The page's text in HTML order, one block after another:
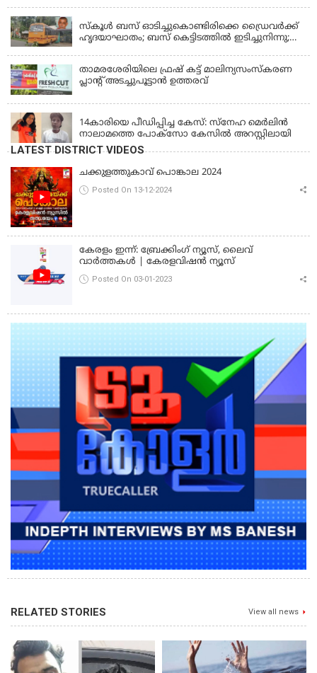
സ്കൂൾ ബസ് ഓടിച്ചുകൊണ്ടിരിക്കെ ഡ്രൈവർക്ക്
ഹൃദയാഘാതം; ബസ് കെട്ടിടത്തിൽ ഇടിച്ചുനിന്നു;
താമരശേരിയിലെ ഫ്രഷ് കട്ട് മാലിന്യസംസ്കരണ
പ്ലാന്റ് അടച്ചുപൂട്ടാൻ ഉത്തരവ്
14കാരിയെ പീഡിപ്പിച്ച കേസ്: സ്നേഹ മെർലിൻ
നാലാമത്തെ പോക്‌സോ കേസിൽ അറസ്റ്റിലായി
LATEST DISTRICT VIDEOS
ചക്കുളത്തുകാവ് പൊങ്കാല 2024
Posted On 13-12-2024
കേരളം ഇന്ന്: ബ്രേക്കിംഗ് ന്യൂസ്, ലൈവ്
വാർത്തകൾ | കേരളവിഷൻ ന്യൂസ്
Posted On 03-01-2023
RELATED STORIES View all news